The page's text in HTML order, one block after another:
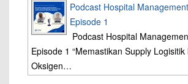
Podcast Hospital
Episode 1
Podcast Hospital
Episode 1 “Memastikan Supply
Oksigen…